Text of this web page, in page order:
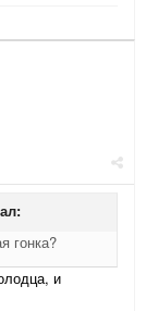
гонка?
и